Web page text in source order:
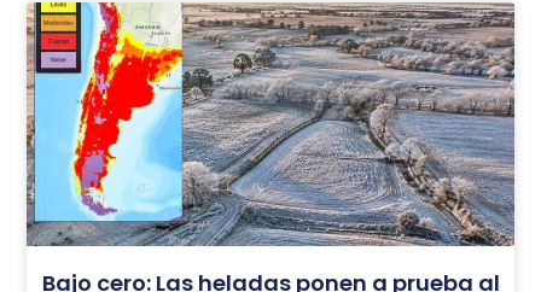
Bajo cero: Las heladas ponen a prueba al